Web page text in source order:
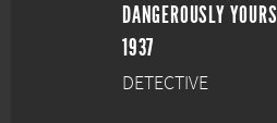
DANGEROUSLY YOURS
1937
DETECTIVE